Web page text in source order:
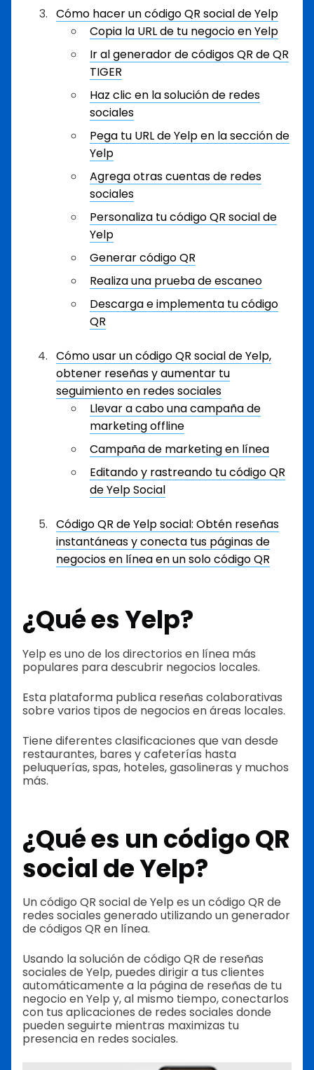
Cómo hacer un código QR social de Yelp
Copia la URL de tu negocio en Yelp
Ir al generador de códigos QR de QR
TIGER
Haz clic en la solución de redes
sociales
Pega tu URL de Yelp en la sección de
Yelp
Agrega otras cuentas de redes
sociales
Personaliza tu código QR social de
Yelp
Generar código QR
Realiza una prueba de escaneo
Descarga e implementa tu código
QR
Cómo usar un código QR social de Yelp,
obtener reseñas y aumentar tu
seguimiento en redes sociales
Llevar a cabo una campaña de
marketing offline
Campaña de marketing en línea
Editando y rastreando tu código QR
de Yelp Social
Código QR de Yelp social: Obtén reseñas
instantáneas y conecta tus páginas de
negocios en línea en un solo código QR
¿Qué es Yelp?
Yelp es uno de los directorios en línea más
populares para descubrir negocios locales.
Esta plataforma publica reseñas colaborativas
sobre varios tipos de negocios en áreas locales.
Tiene diferentes clasificaciones que van desde
restaurantes, bares y cafeterías hasta
peluquerías, spas, hoteles, gasolineras y muchos
más.
¿Qué es un código QR
social de Yelp?
Un código QR social de Yelp es un código QR de
redes sociales generado utilizando un generador
de códigos QR en línea.
Usando la solución de código QR de reseñas
sociales de Yelp, puedes dirigir a tus clientes
automáticamente a la página de reseñas de tu
negocio en Yelp y, al mismo tiempo, conectarlos
con tus aplicaciones de redes sociales donde
pueden seguirte mientras maximizas tu
presencia en redes sociales.